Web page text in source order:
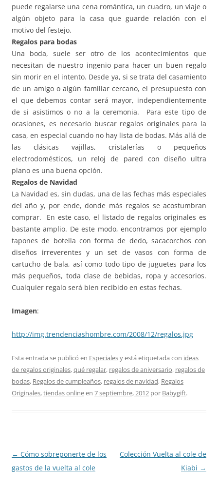
puede regalarse una cena romántica, un cuadro, un viaje o
algún objeto para la casa que guarde relación con el
motivo del festejo.
Regalos para bodas
Una boda, suele ser otro de los acontecimientos que
necesitan de nuestro ingenio para hacer un buen regalo
sin morir en el intento. Desde ya, si se trata del casamiento
de un amigo o algún familiar cercano, el presupuesto con
el que debemos contar será mayor, independientemente
de si asistimos o no a la ceremonia. Para este tipo de
ocasiones, es necesario buscar regalos originales para la
casa, en especial cuando no hay lista de bodas. Más allá de
las clásicas vajillas, cristalerías o pequeños
electrodomésticos, un reloj de pared con diseño ultra
plano es una buena opción.
Regalos de Navidad
La Navidad es, sin dudas, una de las fechas más especiales
del año y, por ende, donde más regalos se acostumbran
comprar. En este caso, el listado de regalos originales es
bastante amplio. De este modo, encontramos por ejemplo
tapones de botella con forma de dedo, sacacorchos con
diseños irreverentes y un set de vasos con forma de
cartucho de bala, así como todo tipo de juguetes para los
más pequeños, toda clase de bebidas, ropa y accesorios.
Cualquier regalo será bien recibido en estas fechas.
Imagen:
http://img.trendenciashombre.com/2008/12/regalos.jpg
Esta entrada se publicó en Especialesy está etiquetada con ideas
de regalos originales,qué regalar, regalos de aniversario, regalos de
bodas, Regalos de cumpleaños, regalos de navidad, Regalos
Originales,tiendas onlineen 7 septiembre, 2012 por Babygift.
Navegación
de
← Cómo sobreponerte de los
gastos de la vuelta al cole
Colección Vuelta al cole de
Kiabi →